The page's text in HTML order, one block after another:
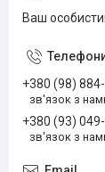
Ваш
+380 (98)
зв'язок з
+380 (93)
зв'язок з